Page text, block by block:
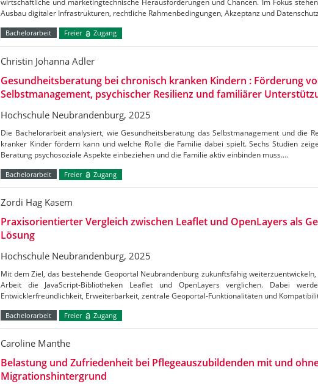
wirtschaftliche und marketingtechnische Herausforderungen und Chancen. Im Fokus
Ausbau digitaler Infrastrukturen, rechtliche Rahmenbedingungen, Akzeptanz und
Bachelorarbeit Freier Zugang
Christin Johanna Adler
Gesundheitsberatung bei chronisch kranken Kindern : Förderung
Selbstmanagement, psychischer Resilienz und familiärer
Hochschule Neubrandenburg, 2025
Die Bachelorarbeit analysiert, wie Gesundheitsberatung das Selbstmanagement und die
kranker Kinder fördern kann und welche Rolle die Familie dabei spielt. Sechs Studien
Beratung psychosoziale Aspekte einbeziehen und die Familie aktiv einbinden muss.…
Bachelorarbeit Freier Zugang
Zordi Hag Kasem
Praxisorientierter Vergleich zwischen Leaflet und OpenLayers als
Lösung
Hochschule Neubrandenburg, 2025
Mit dem Ziel, das bestehende Geoportal Neubrandenburg zukunftsfähig
Arbeit die JavaScript-Bibliotheken Leaflet und OpenLayers verglichen. Dabei
Entwicklerfreundlichkeit, Erweiterbarkeit, zentrale Geoportal-Funktionalitäten und
Bachelorarbeit Freier Zugang
Caroline Manthe
Belastung und Zufriedenheit bei Pflegeauszubildenden mit und
Migrationshintergrund